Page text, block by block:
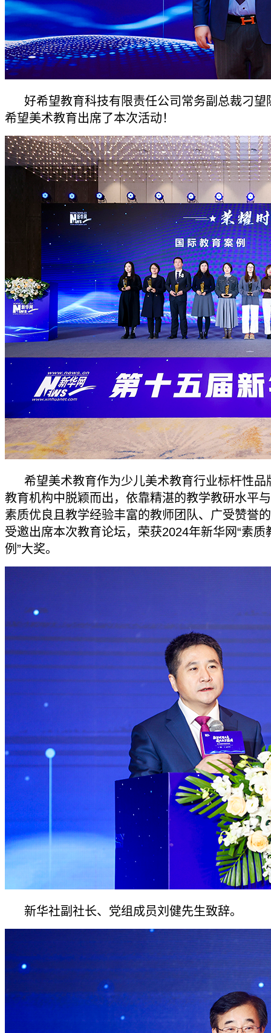
好希望教育科技有限责任公司常务副总裁刁望
希望美术教育出席了本次活动！
希望美术教育作为少儿美术教育行业标杆性品
教育机构中脱颖而出，依靠精湛的教学教研水平
素质优良且教学经验丰富的教师团队、广受赞誉
受邀出席本次教育论坛，荣获2024年新华网“素质
例”大奖。
新华社副社长、党组成员刘健先生致辞。